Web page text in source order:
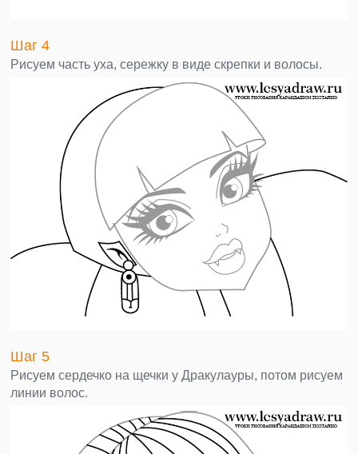
Шаг 4
Рисуем часть уха, сережку в виде скрепки и волосы.
Шаг 5
Рисуем сердечко на щечки у Дракулауры, потом рисуем
линии волос.